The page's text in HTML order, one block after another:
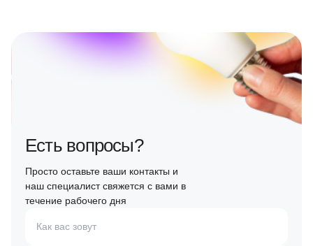
Есть вопросы?
Просто оставьте ваши контакты и
наш специалист свяжется с вами в
течение рабочего дня
Как вас зовут